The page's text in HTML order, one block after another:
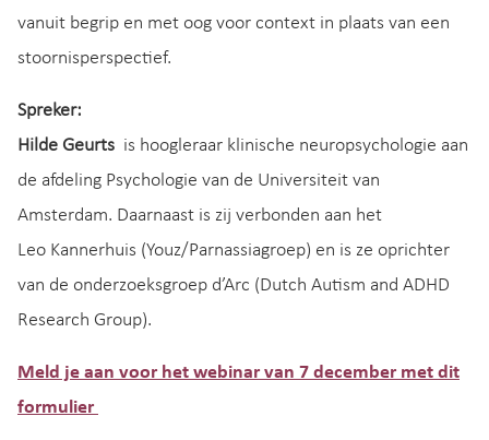
vanuit begrip en met oog voor context in plaats van een
stoornisperspectief.
Spreker:
Hilde Geurts is hoogleraar klinische neuropsychologie aan
de afdeling Psychologie van de Universiteit van
Amsterdam. Daarnaast is zij verbonden aan het
Leo Kannerhuis (Youz/Parnassiagroep) en is ze oprichter
van de onderzoeksgroep d’Arc (Dutch Autism and ADHD
Research Group).
Meld je aan voor het webinar van 7 december met dit
formulier